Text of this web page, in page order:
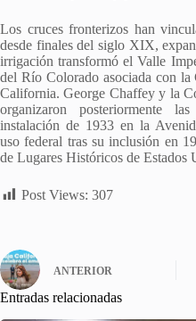
Los cruces fronterizos han
desde finales del siglo XIX,
irrigación transformó el Valle
del Río Colorado asociada con
California. George Chaffey y la
organizaron posteriormente
instalación de 1933 en la
uso federal tras su inclusión en
de Lugares Históricos de Estados
Post Views: 307
ANTERIOR
Entradas relacionadas